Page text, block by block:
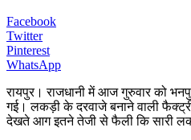
Facebook
Twitter
Pinterest
WhatsApp
रायपुर। राजधानी में आज गुरुवार को
गई। लकड़ी के दरवाजे बनाने वाली
देखते आग इतने तेजी से फैली कि सारी